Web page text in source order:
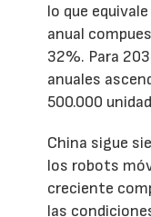
lo que
anual
32%. Para
anuales
500.000
China sigue
los robots
creciente
las